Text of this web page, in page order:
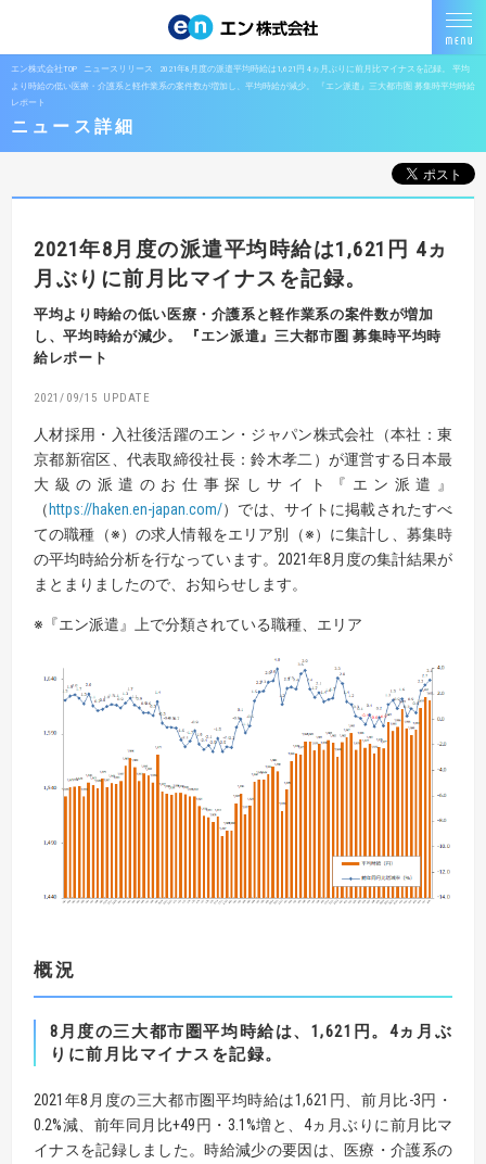
エン株式会社TOP ニュースリリース
2021年8月度の派遣平均時給は1,621円 4ヵ月ぶりに前月比マイナスを記録。 平均
より時給の低い医療・介護系と軽作業系の案件数が増加し、平均時給が減少。 『エン派遣』三大都市圏 募集時平均時給
レポート
ニュース詳細
2021年8月度の派遣平均時給は1,621円 4ヵ
月ぶりに前月比マイナスを記録。
平均より時給の低い医療・介護系と軽作業系の案件数が増加
し、平均時給が減少。
『エン派遣』三大都市圏 募集時平均時
給レポート
2021/09/15
人材採用・入社後活躍のエン・ジャパン株式会社（本社：東
京都新宿区、代表取締役社長：鈴木孝二）が運営する日本最
大級の派遣のお仕事探しサイト『エン派遣』
（ https://haken.en-japan.com/）では、サイトに掲載されたすべ
ての職種（※）の求人情報をエリア別（※）に集計し、募集時
の平均時給分析を行なっています。2021年8月度の集計結果が
まとまりましたので、お知らせします。
※『エン派遣』上で分類されている職種、エリア
概況
8月度の三大都市圏平均時給は、1,621円。4ヵ月ぶ
りに前月比マイナスを記録。
2021年8月度の三大都市圏平均時給は1,621円、前月比-3円・
0.2%減、前年同月比+49円・3.1%増と、4ヵ月ぶりに前月比マ
イナスを記録しました。時給減少の要因は、医療・介護系の